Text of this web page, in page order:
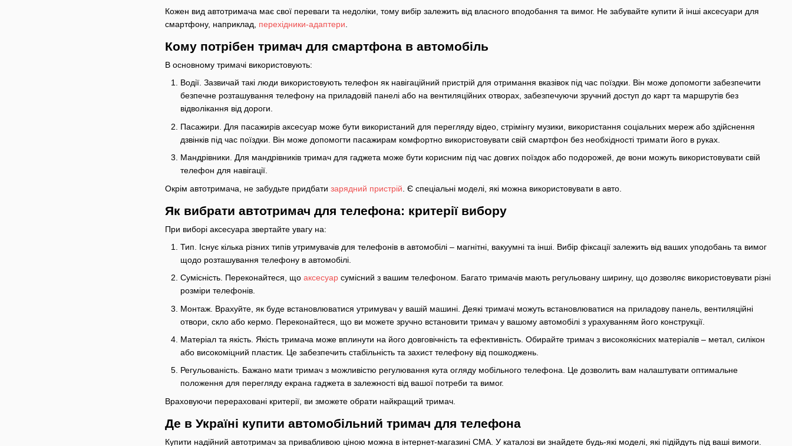
Кожен вид автотримача має свої переваги та недоліки, тому вибір залежить від власного вподобання та вимог. Не забувайте купити й інші аксесуари для
смартфону, наприклад,
перехідники-адаптери
Кому потрібен тримач для смартфона в автомобіль
В основному тримачі використовують:
Водії. Зазвичай такі люди використовують телефон як навігаційний пристрій для отримання вказівок під час поїздки. Він може допомогти забезпечити
безпечне розташування телефону на приладовій панелі або на вентиляційних отворах, забезпечуючи зручний доступ до карт та маршрутів без
відволікання від дороги.
Пасажири. Для пасажирів аксесуар може бути використаний для перегляду відео, стрімінгу музики, використання соціальних мереж або здійснення
дзвінків під час поїздки. Він може допомогти пасажирам комфортно використовувати свій смартфон без необхідності тримати його в руках.
Мандрівники. Для мандрівників тримач для гаджета може бути корисним під час довгих поїздок або подорожей, де вони можуть використовувати свій
телефон для навігації.
Окрім автотримача, не забудьте придбати зарядний пристрій . Є спеціальні моделі, які можна використовувати в авто.
Як вибрати автотримач для телефона: критерії вибору
При виборі аксесуара звертайте увагу на:
Тип. Існує кілька різних типів утримувачів для телефонів в автомобілі – магнітні, вакуумні та інші. Вибір фіксації залежить від ваших уподобань та вимог
щодо розташування телефону в автомобілі.
Сумісність. Переконайтеся, що аксесуар сумісний з вашим телефоном. Багато тримачів мають регульовану ширину, що дозволяє використовувати різні
розміри телефонів.
Монтаж. Врахуйте, як буде встановлюватися утримувач у вашій машині. Деякі тримачі можуть встановлюватися на приладову панель, вентиляційні
отвори, скло або кермо. Переконайтеся, що ви можете зручно встановити тримач у вашому автомобілі з урахуванням його конструкції.
Матеріал та якість. Якість тримача може вплинути на його довговічність та ефективність. Обирайте тримач з високоякісних матеріалів – метал, силікон
або високоміцний пластик. Це забезпечить стабільність та захист телефону від пошкоджень.
Регульованість. Бажано мати тримач з можливістю регулювання кута огляду мобільного телефона. Це дозволить вам налаштувати оптимальне
положення для перегляду екрана гаджета в залежності від вашої потреби та вимог.
Враховуючи перераховані критерії, ви зможете обрати найкращий тримач.
Де в Україні купити автомобільний тримач для телефона
Купити надійний автотримач за привабливою ціною можна в інтернет-магазині CMA. У каталозі ви знайдете будь-які моделі, які підійдуть під ваші вимоги.